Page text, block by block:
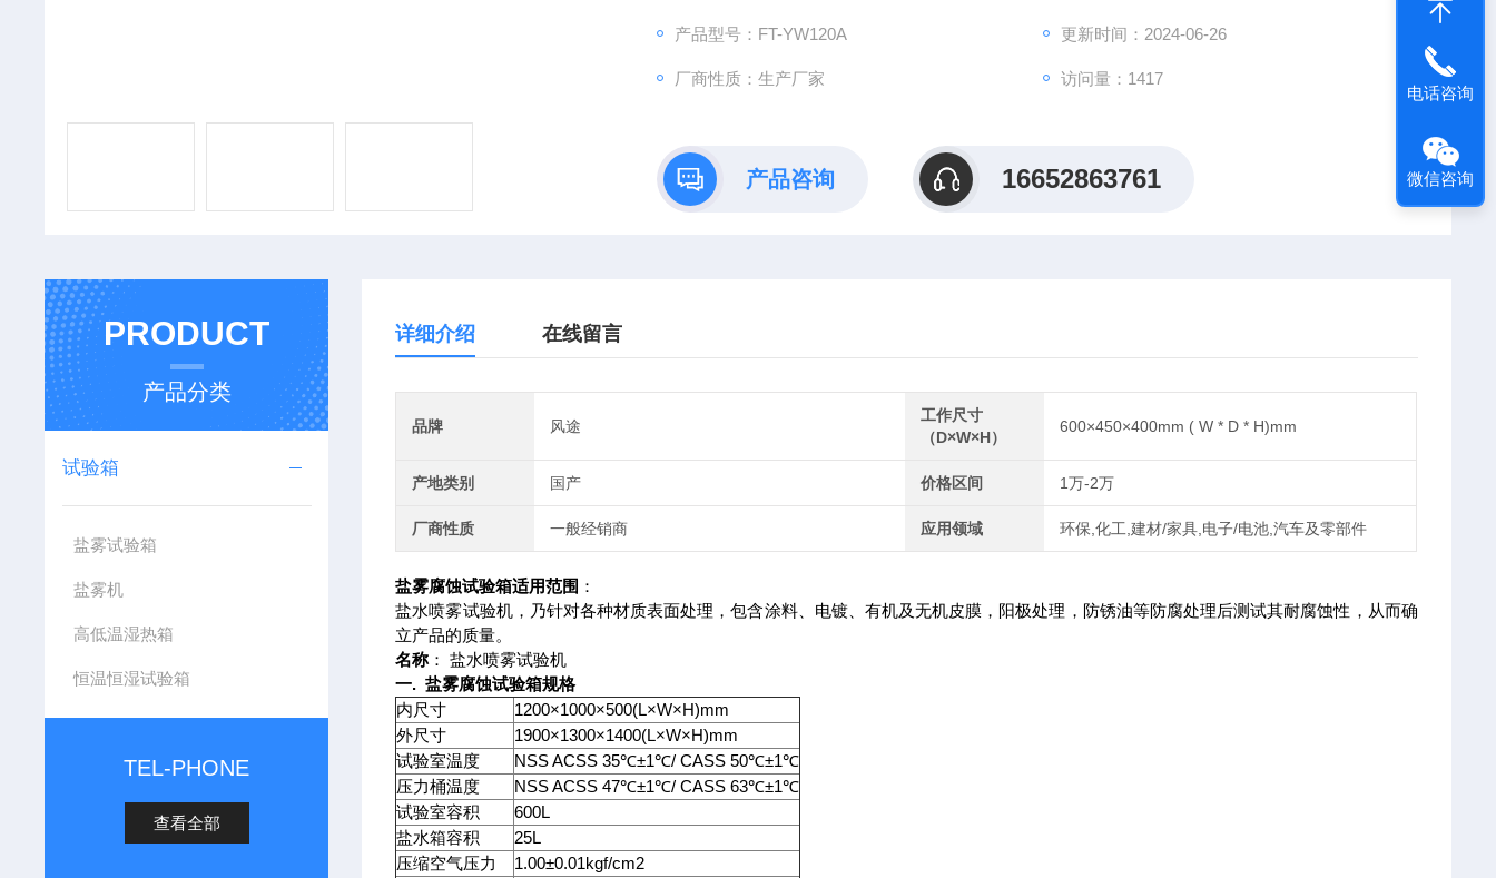
产品型号：FT-YW120A 更新时间：2024-06-26
厂商性质：生产厂家 访问量：1417
产品咨询 16652863761
PRODUCT
产品分类
试验箱
盐雾试验箱
盐雾机
高低温湿热箱
恒温恒湿试验箱
TEL-PHONE
查看全部
详细介绍 在线留言
品牌 风途
工作尺寸
（D×W×H）
600×450×400mm ( W * D * H)mm
产地类别 国产 价格区间 1万-2万
厂商性质 一般经销商 应用领域 环保,化工,建材/家具,电子/电池,汽车及零部件
盐雾腐蚀试验箱适用范围 ：
盐水喷雾试验机，乃针对各种材质表面处理，包含涂料、电镀、有机及无机皮膜，阳极处理，防锈油等防腐处理后测试其耐腐蚀性，从而确
立产品的质量。
名称： 盐水喷雾试验机
一.盐雾腐蚀试验箱规格
内尺寸
1200×1000×500(L×W×H)mm
外尺寸
1900×1300×1400(L×W×H)mm
试验室温度
NSS ACSS 35℃±1℃/ CASS 50℃±1℃
压力桶温度
NSS ACSS 47℃±1℃/ CASS 63℃±1℃
试验室容积
600L
盐水箱容积
25L
压缩空气压力
1.00±0.01kgf/cm2
电话咨询
微信咨询